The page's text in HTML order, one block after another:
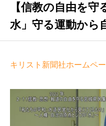
【信教の自由を
水」守る運動から
キリスト新聞社ホームペ